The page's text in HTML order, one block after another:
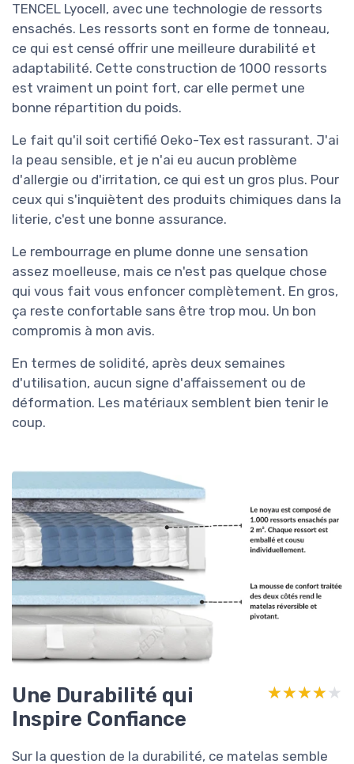
TENCEL Lyocell, avec une technologie de ressorts
ensachés. Les ressorts sont en forme de tonneau,
ce qui est censé offrir une meilleure durabilité et
adaptabilité. Cette construction de 1000 ressorts
est vraiment un point fort, car elle permet une
bonne répartition du poids.
Le fait qu'il soit certifié Oeko-Tex est rassurant. J'ai
la peau sensible, et je n'ai eu aucun problème
d'allergie ou d'irritation, ce qui est un gros plus. Pour
ceux qui s'inquiètent des produits chimiques dans la
literie, c'est une bonne assurance.
Le rembourrage en plume donne une sensation
assez moelleuse, mais ce n'est pas quelque chose
qui vous fait vous enfoncer complètement. En gros,
ça reste confortable sans être trop mou. Un bon
compromis à mon avis.
En termes de solidité, après deux semaines
d'utilisation, aucun signe d'affaissement ou de
déformation. Les matériaux semblent bien tenir le
coup.
Une Durabilité qui
Inspire Confiance
★★★★★
★★★★★
Sur la question de la durabilité, ce matelas semble